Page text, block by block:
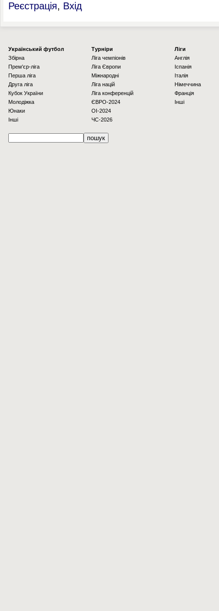
Реєстрація, Вхід
Українcький футбол
Збірна
Прем'єр-ліга
Перша ліга
Друга ліга
Кубок України
Молодіжка
Юнаки
Інші
Турніри
Ліга чемпіонів
Ліга Європи
Міжнародні
Ліга націй
Ліга конференцій
ЄВРО-2024
OI-2024
ЧС-2026
Ліги
Англія
Іспанія
Італія
Німеччина
Франція
Інші